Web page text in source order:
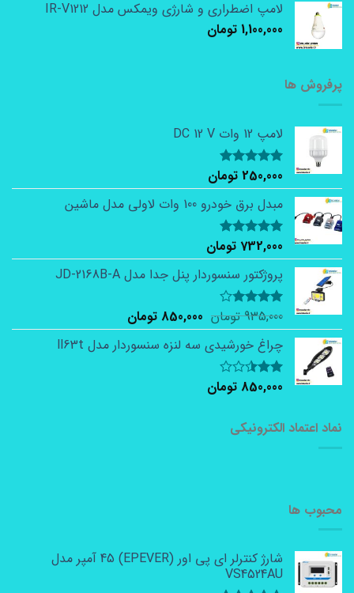
لامپ اضطراری و شارژی ویمکس مدل IR-V1212
1,100,000 تومان
پرفروش ها
لامپ 12 وات DC 12 V
نمره5.00
از 5
250,000 تومان
مبدل برق خودرو 100 وات لاولی مدل ماشین
نمره5.00
از 5
732,000 تومان
پروژکتور سنسوردار پنل جدا مدل JD-2168B-A
نمره
3.75از
935,000 تومان 850,000 تومان
چراغ خورشیدی سه لنزه سنسوردار مدل ll63t
نمره
850,000 تومان
نماد اعتماد الکترونیکی
محبوب ها
شارژ کنترلر ای پی اور (EPEVER) 45 آمپر مدل
VS4524AU